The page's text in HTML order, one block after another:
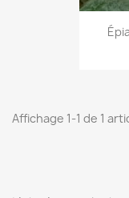
Affichage 1-1 de 1